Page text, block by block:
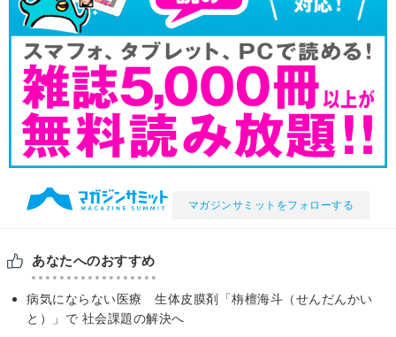
マガジンサミットをフォローする
あなたへのおすすめ
病気にならない医療 生体皮膜剤「栴檀海斗（せんだんかい
と）」で 社会課題の解決へ